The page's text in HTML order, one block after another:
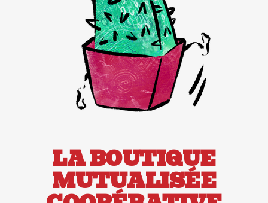
LA BOUTIQUE
MUTUALISÉE